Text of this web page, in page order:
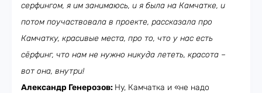
серфингом, я им занимаюсь, и я была на Камчатке, и
потом поучаствовала в проекте, рассказала про
Камчатку, красивые места, про то, что у нас есть
сёрфинг, что нам не нужно никуда лететь, красота –
вот она, внутри!
Александр Генерозов: Ну, Камчатка и «не надо